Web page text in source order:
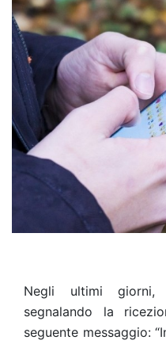
Negli ultimi giorni,
segnalando la
seguente messaggio: